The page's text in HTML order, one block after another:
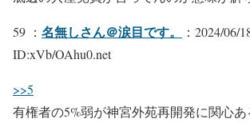
59 ： 名無しさん＠涙目です。
：2024/06/
ID:xVb/OAhu0.net
>>5
有権者の5%弱が神宮外苑再開発に関心